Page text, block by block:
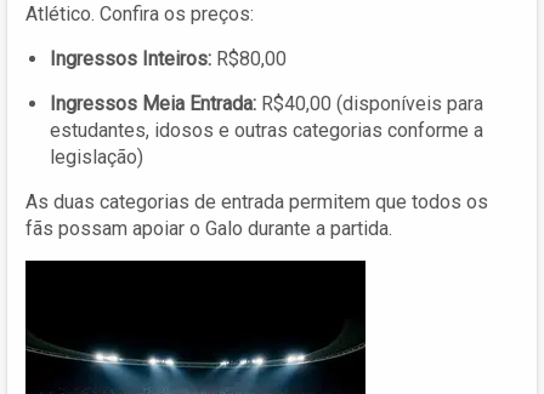
Atlético. Confira os preços:
Ingressos Inteiros: R$80,00
Ingressos Meia Entrada: R$40,00 (disponíveis para
estudantes, idosos e outras categorias conforme a
legislação)
As duas categorias de entrada permitem que todos os
fãs possam apoiar o Galo durante a partida.